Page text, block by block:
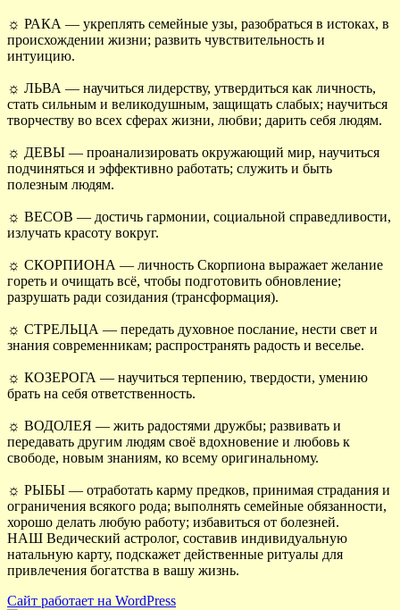
☼ РАКА — укреплять семейные узы, разобраться в истоках, в
происхождении жизни; развить чувствительность и
интуицию.
☼ ЛЬВА — научиться лидерству, утвердиться как личность,
стать сильным и великодушным, защищать слабых; научиться
творчеству во всех сферах жизни, любви; дарить себя людям.
☼ ДЕВЫ — проанализировать окружающий мир, научиться
подчиняться и эффективно работать; служить и быть
полезным людям.
☼ ВЕСОВ — достичь гармонии, социальной справедливости,
излучать красоту вокруг.
☼ СКОРПИОНА — личность Скорпиона выражает желание
гореть и очищать всё, чтобы подготовить обновление;
разрушать ради созидания (трансформация).
☼ СТРЕЛЬЦА — передать духовное послание, нести свет и
знания современникам; распространять радость и веселье.
☼ КОЗЕРОГА — научиться терпению, твердости, умению
брать на себя ответственность.
☼ ВОДОЛЕЯ — жить радостями дружбы; развивать и
передавать другим людям своё вдохновение и любовь к
свободе, новым знаниям, ко всему оригинальному.
☼ РЫБЫ — отработать карму предков, принимая страдания и
ограничения всякого рода; выполнять семейные обязанности,
хорошо делать любую работу; избавиться от болезней.
НАШ Ведический астролог, составив индивидуальную
натальную карту, подскажет действенные ритуалы для
привлечения богатства в вашу жизнь.
Сайт работает на WordPress